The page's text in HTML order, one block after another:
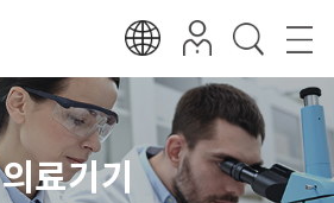
의료기기